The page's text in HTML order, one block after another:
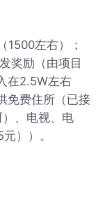
1500左右）；
奖励（由项目
在2.5W左右
免费住所（已接
、电视、电
））。